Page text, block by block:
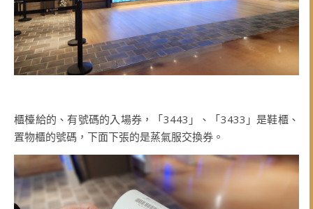
櫃檯給的、有號碼的入場券，「3443」、「3433」是鞋櫃、
置物櫃的號碼，下面下張的是蒸氣服交換券。